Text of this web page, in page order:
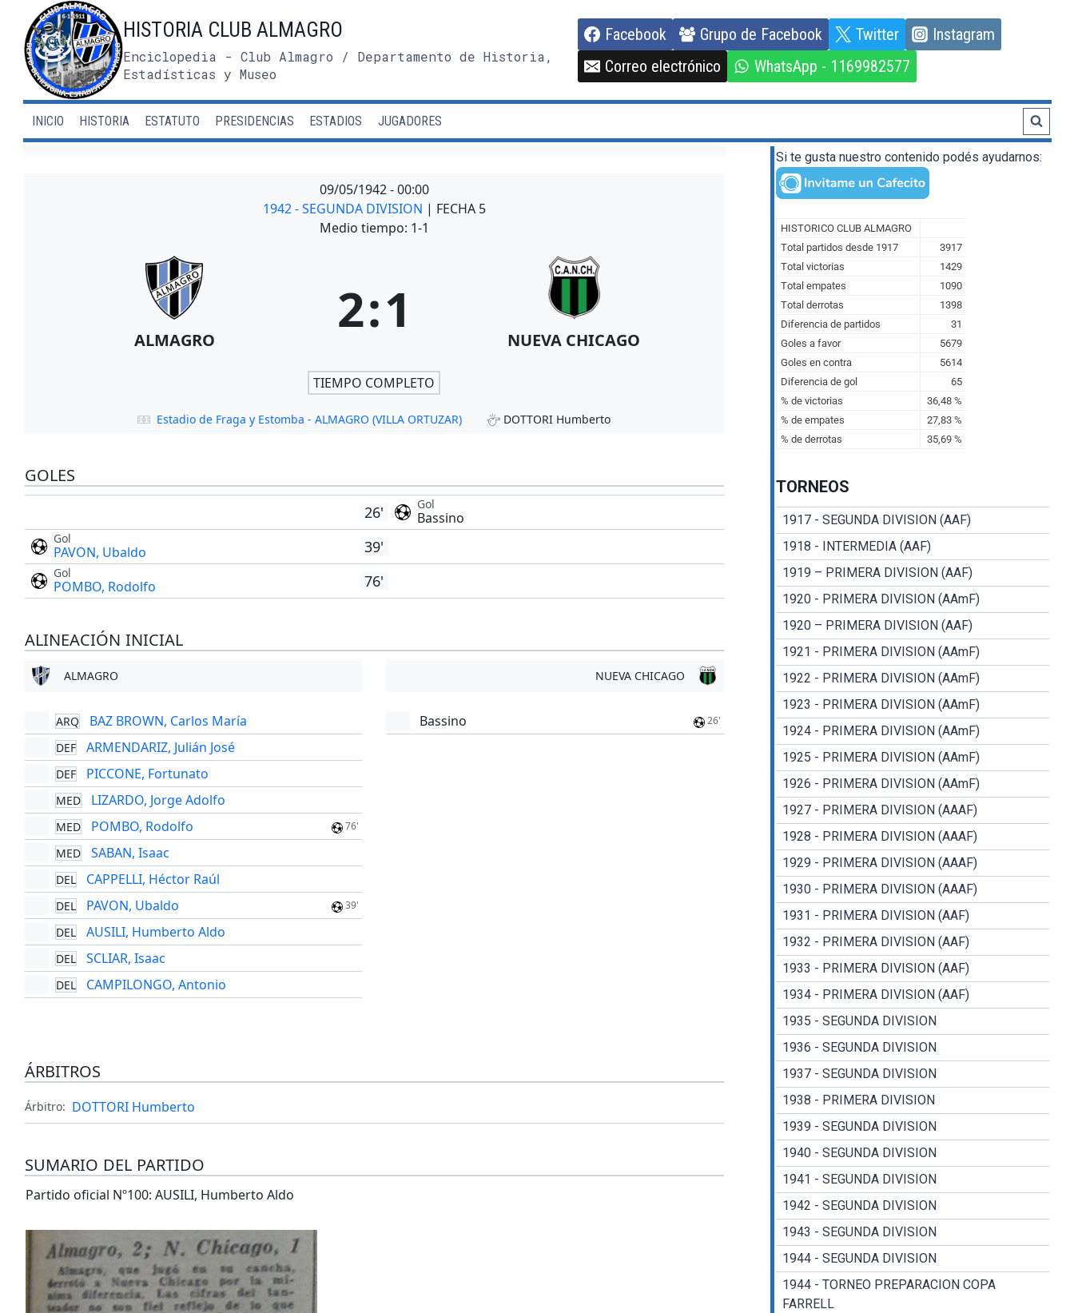
contenido
HISTORIA CLUB ALMAGRO
Enciclopedia - Club Almagro / Departamento de Historia,
Estadísticas y Museo
Facebook Grupo de Facebook Twitter
Instagram
Correo electrónico
WhatsApp - 1169982577
INICIO HISTORIA ESTATUTO PRESIDENCIAS ESTADIOS JUGADORES
09/05/1942-00:00
1942 - SEGUNDA DIVISION | FECHA 5
Medio tiempo: 1-1
ALMAGRO 2:1 NUEVA CHICAGO
TIEMPO COMPLETO
Estadio de Fraga y Estomba - ALMAGRO (VILLA ORTUZAR) DOTTORI Humberto
GOLES
26' Gol
Bassino
Gol
PAVON, Ubaldo 39'
Gol
POMBO, Rodolfo 76'
ALINEACIÓN INICIAL
ALMAGRO
ARQ BAZ BROWN, Carlos María
DEF ARMENDARIZ, Julián José
DEF PICCONE, Fortunato
MED LIZARDO, Jorge Adolfo
MED POMBO, Rodolfo 76'
MED SABAN, Isaac
DEL CAPPELLI, Héctor Raúl
DEL PAVON, Ubaldo 39'
DEL AUSILI, Humberto Aldo
DEL SCLIAR, Isaac
DEL CAMPILONGO, Antonio
NUEVA CHICAGO
Bassino 26'
ÁRBITROS
Árbitro: DOTTORI Humberto
SUMARIO DEL PARTIDO
Partido oficial Nº100: AUSILI, Humberto Aldo
Si te gusta nuestro contenido podés ayudarnos:
TORNEOS
1917 - SEGUNDA DIVISION (AAF)
1918 - INTERMEDIA (AAF)
1919 – PRIMERA DIVISION (AAF)
1920 - PRIMERA DIVISION (AAmF)
1920 – PRIMERA DIVISION (AAF)
1921 - PRIMERA DIVISION (AAmF)
1922 - PRIMERA DIVISION (AAmF)
1923 - PRIMERA DIVISION (AAmF)
1924 - PRIMERA DIVISION (AAmF)
1925 - PRIMERA DIVISION (AAmF)
1926 - PRIMERA DIVISION (AAmF)
1927 - PRIMERA DIVISION (AAAF)
1928 - PRIMERA DIVISION (AAAF)
1929 - PRIMERA DIVISION (AAAF)
1930 - PRIMERA DIVISION (AAAF)
1931 - PRIMERA DIVISION (AAF)
1932 - PRIMERA DIVISION (AAF)
1933 - PRIMERA DIVISION (AAF)
1934 - PRIMERA DIVISION (AAF)
1935 - SEGUNDA DIVISION
1936 - SEGUNDA DIVISION
1937 - SEGUNDA DIVISION
1938 - PRIMERA DIVISION
1939 - SEGUNDA DIVISION
1940 - SEGUNDA DIVISION
1941 - SEGUNDA DIVISION
1942 - SEGUNDA DIVISION
1943 - SEGUNDA DIVISION
1944 - SEGUNDA DIVISION
1944 - TORNEO PREPARACION COPA
FARRELL